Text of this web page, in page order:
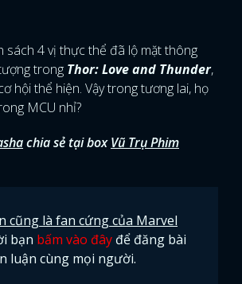
sách 4 vị thực thể đã lộ mặt thông
trong Thor: Love and Thunder,
hội thể hiện. Vậy trong tương lai, họ
MCU nhỉ?
chia sẻ tại boxVũ Trụ Phim
cũng là fan cứng của Marvel
bạn bấm vào đây để đăng bài
luận cùng mọi người.